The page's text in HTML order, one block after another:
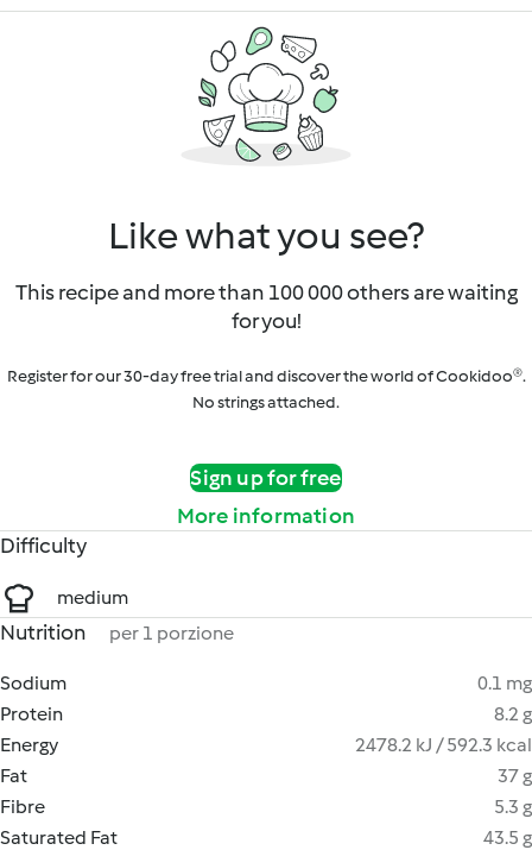
Like what you see?
This recipe and more than 100 000 others are waiting
for you!
Register for our 30-day free trial and discover the world of Cookidoo®.
No strings attached.
Sign up for free
More information
Difficulty
medium
Nutrition per 1 porzione
Sodium
0.1 mg
Protein
8.2 g
Energy
2478.2 kJ / 592.3 kcal
Fat
37 g
Fibre
5.3 g
Saturated Fat
43.5 g